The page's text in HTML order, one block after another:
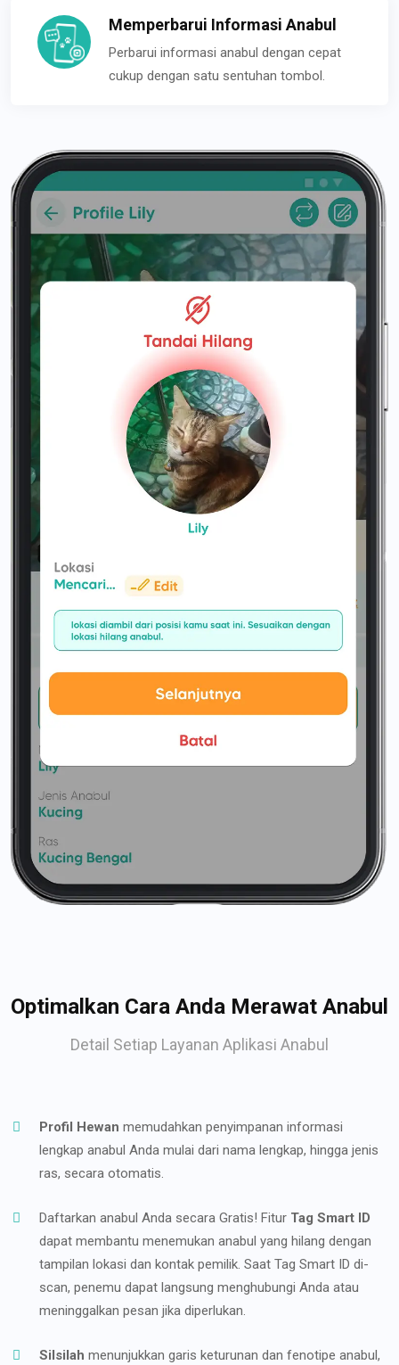
Memperbarui Informasi Anabul
Perbarui informasi anabul dengan cepat
cukup dengan satu sentuhan tombol.
Optimalkan Cara Anda Merawat Anabul
Detail Setiap Layanan Aplikasi Anabul
Profil Hewan memudahkan penyimpanan informasi
lengkap anabul Anda mulai dari nama lengkap, hingga jenis
ras, secara otomatis.
Daftarkan anabul Anda secara Gratis! Fitur Tag Smart ID
dapat membantu menemukan anabul yang hilang dengan
tampilan lokasi dan kontak pemilik. Saat Tag Smart ID di-
scan, penemu dapat langsung menghubungi Anda atau
meninggalkan pesan jika diperlukan.
Silsilah menunjukkan garis keturunan dan fenotipe anabul,